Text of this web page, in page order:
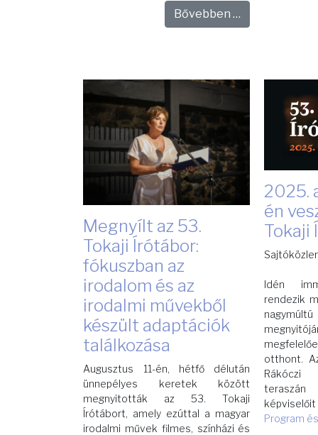
Bővebben …
Megnyílt az 53.
Tokaji Írótábor:
fókuszban az
irodalom és az
irodalmi művekből
készült adaptációk
találkozása
Augusztus 11-én, hétfő délután
ünnepélyes keretek között
megnyitották az 53. Tokaji
Írótábort, amely ezúttal a magyar
irodalmi művek filmes, színházi és
2025.
én
Tokaji
Idén
rendezik
otthont.
Rákóczi
Program